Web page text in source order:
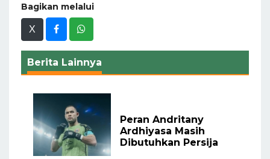
Bagikan melalui
X
Berita Lainnya
Peran Andritany
Ardhiyasa Masih
Dibutuhkan Persija